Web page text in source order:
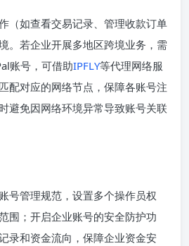
（如查看交易记录、管理收款订单
。若企业开展多地区跨境业务，需
账号，可借助IPFLY等代理网络服
配对应的网络节点，保障各账号注
避免因网络环境异常导致账号关联
号管理规范，设置多个操作员权
围；开启企业账号的安全防护功
录和资金流向，保障企业资金安